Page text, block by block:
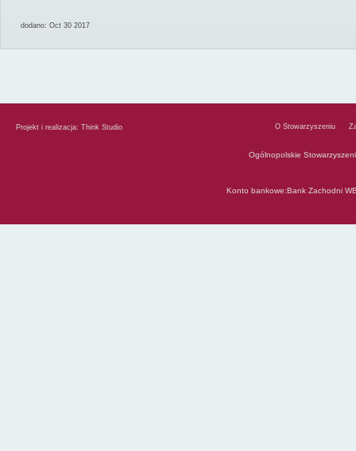
dodano: Oct 30 2017
Projekt i realizacja: Think Studio O Stowarzyszeniu
Ogólnopolskie
Konto bankowe:Bank Zachodni